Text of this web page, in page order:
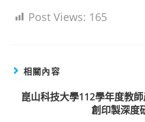
Post Views: 165
相關內容
崑山科技大學112學年度教
創印製深度